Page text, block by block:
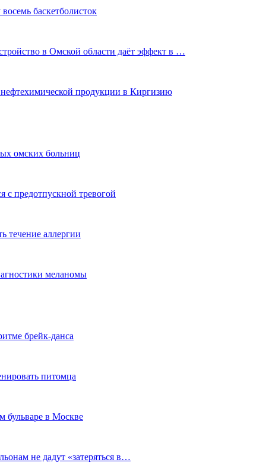
баскетболисток
в Омской области даёт эффект в …
продукции в Киргизию
омских больниц
с предотпускной тревогой
течение аллергии
меланомы
брейк-данса
питомца
бульваре в Москве
не дадут «затеряться в…